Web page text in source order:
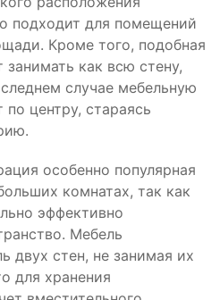
подходит для помещений
Кроме того, подобная
как всю стену,
случае мебельную
по центру, стараясь
особенно популярная
комнатах, так как
эффективно
Мебель
двух стен, не занимая их
для хранения